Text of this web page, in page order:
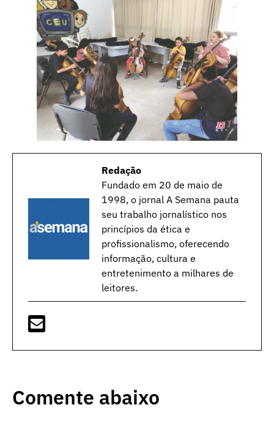
Redação
Fundado em 20 de maio de
1998, o jornal A Semana pauta
seu trabalho jornalístico nos
princípios da ética e
profissionalismo, oferecendo
informação, cultura e
entretenimento a milhares de
leitores.
Comente abaixo